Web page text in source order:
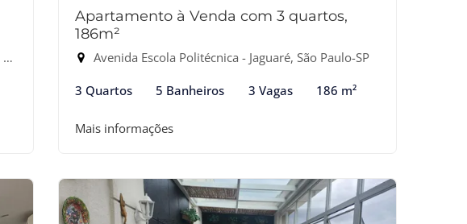
Apartamento à Venda com 3 quartos,
186m²
Avenida Escola Politécnica - Jaguaré, São Paulo-SP
3 Quartos 5 Banheiros 3 Vagas 186 m²
Mais informações